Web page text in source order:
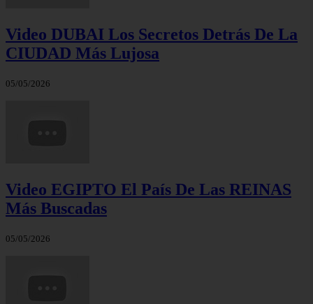
Video DUBAI Los Secretos Detrás De La
CIUDAD Más Lujosa
05/05/2026
Video EGIPTO El País De Las REINAS
Más Buscadas
05/05/2026